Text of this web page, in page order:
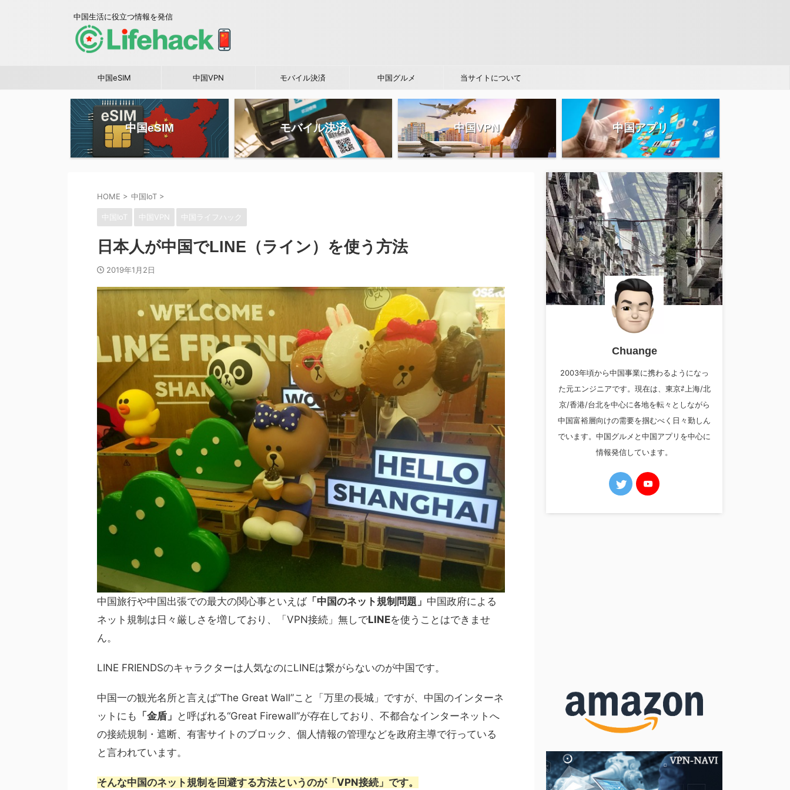
中国生活に役立つ情報を発信
中国eSIM 中国VPN モバイル決済 中国グルメ 当サイトについて
中国eSIM モバイル決済 中国VPN 中国アプリ
HOME > 中国IoT >
中国IoT 中国VPN 中国ライフハック
日本人が中国でLINE（ライン）を使う方法
2019年1月2日
中国旅行や中国出張での最大の関心事といえば「中国のネット規制問題」 中国政府による
ネット規制は日々厳しさを増しており、「VPN接続」無しでLINEを使うことはできませ
ん。
LINE FRIENDSのキャラクターは人気なのにLINEは繋がらないのが中国です。
中国一の観光名所と言えば“The Great Wall”こと「万里の長城」ですが、中国のインターネ
ットにも 「金盾」 と呼ばれる“Great Firewall”が存在しており、不都合なインターネットへ
の接続規制・遮断、有害サイトのブロック、個人情報の管理などを政府主導で行っている
と言われています。
そんな中国のネット規制を回避する方法というのが「VPN接続」 です。
Chuange
2003年頃から中国事業に携わるようになっ
た元エンジニアです。現在は、東京⇄上海/北
京/香港/台北を中心に各地を転々としながら
中国富裕層向けの需要を掴むべく日々勤しん
でいます。中国グルメと中国アプリを中心に
情報発信しています。